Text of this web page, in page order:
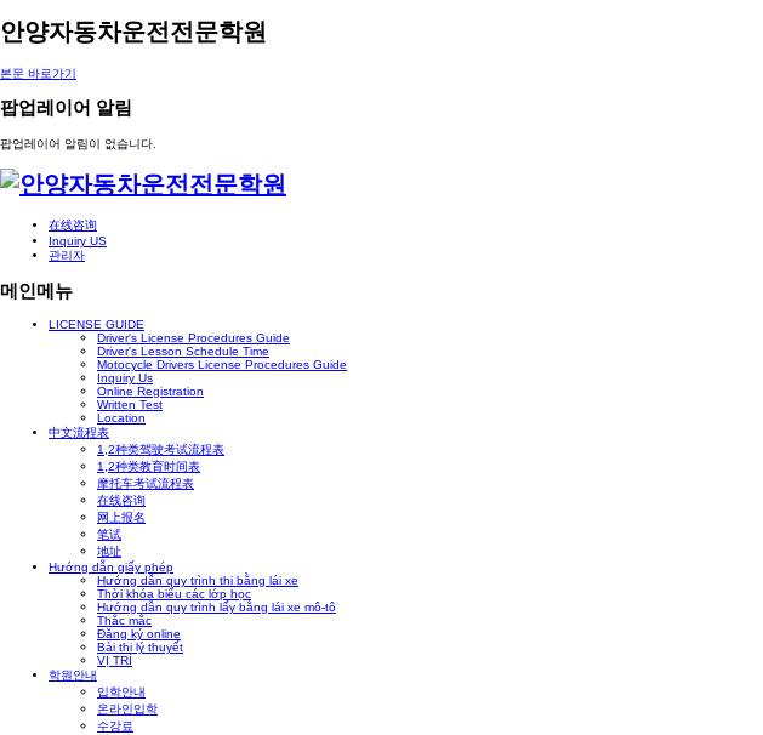
안양자동차운전전문학원
본문 바로가기
팝업레이어 알림
팝업레이어 알림이 없습니다.
在线咨询
Inquiry US
관리자
메인메뉴
LICENSE GUIDE
Driver's License Procedures Guide
Driver's Lesson Schedule Time
Motocycle Drivers License Procedures Guide
Inquiry Us
Online Registration
Written Test
Location
中文流程表
1,2种类驾驶考试流程表
1,2种类教育时间表
摩托车考试流程表
在线咨询
网上报名
笔试
地址
Hướng dẫn giấy phép
Hướng dẫn quy trình thi bằng lái xe
Thời khóa biểu các lớp học
Hướng dẫn quy trình lấy bằng lái xe mô-tô
Thắc mắc
Đăng ký online
Bài thi lý thuyết
VỊ TRÍ
학원안내
입학안내
온라인입학
수강료